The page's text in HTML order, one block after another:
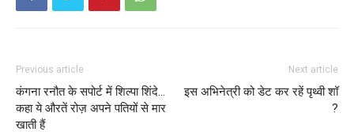
Previous article
कंगना रनौत के सपोर्ट में शिल्पा शिंदे…
कहा ये औरतें रोज़ अपने पतियों से मार
खाती हैं
Next article
इस अभिनेत्री को डेट कर रहें पृथ्वी शॉ
?